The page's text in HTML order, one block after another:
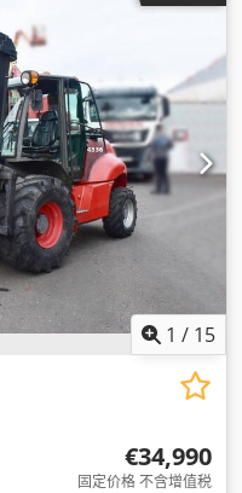
1 / 15
€34,990
固定价格 不含增值税